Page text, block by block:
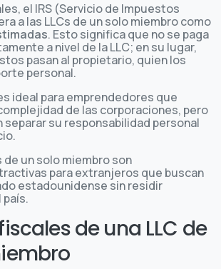
el IRS (Servicio de Impuestos
a las LLCs de un solo miembro como
. Esto significa que no se paga
a nivel de la LLC; en su lugar,
pasan al propietario, quien los
personal.
ideal para emprendedores que
de las corporaciones, pero
separar su responsabilidad personal
de un solo miembro son
para extranjeros que buscan
estadounidense sin residir
de una LLC de